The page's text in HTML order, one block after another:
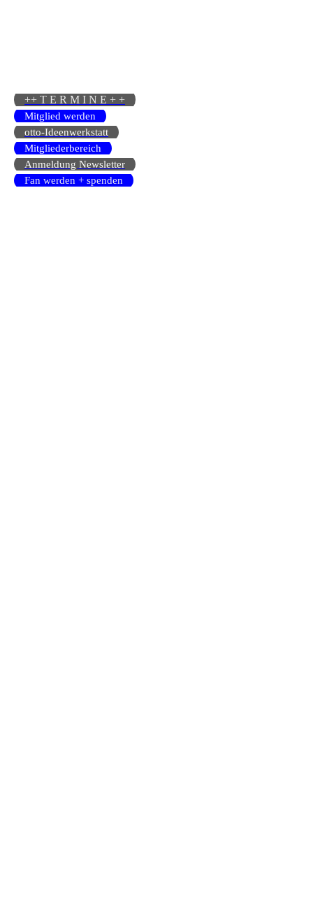
++ T E R M I N E + +
Mitglied werden
otto-Ideenwerkstatt
Mitgliederbereich
Anmeldung Newsletter
Fan werden + spenden